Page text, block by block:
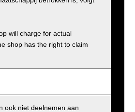
will charge for actual
shop has the right to claim
ook niet deelnemen aan